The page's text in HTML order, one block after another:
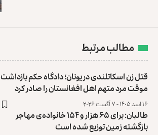
مطالب مرتبط
قتل زن اسکاتلندی در یونان؛ دادگاه حکم بازداشت
موقت مرد متهم اهل افغانستان را صادر کرد
۱۶ اسد ۱۴۰۵ - ۷ آگست ۲۰۲۶
طالبان: برای ۶۵ هزار و ۱۵۴ خانواده‌ی مهاجر
بازگشته زمین توزیع ‏شده است